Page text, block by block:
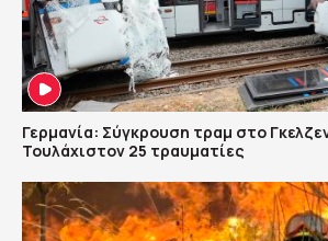
Γερμανία: Σύγκρουση τραμ στο
Τουλάχιστον 25 τραυματίες